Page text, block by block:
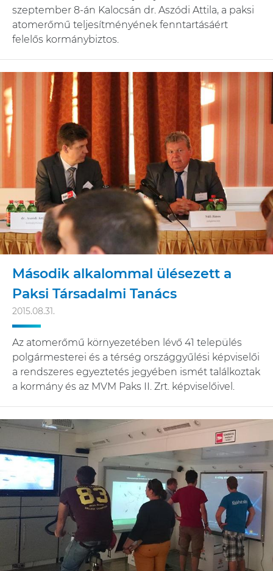
szeptember 8-án Kalocsán dr. Aszódi Attila, a paksi
atomerőmű teljesítményének fenntartásáért
felelős kormánybiztos.
Második alkalommal ülésezett a
Paksi Társadalmi Tanács
2015.08.31.
Az atomerőmű környezetében lévő 41 település
polgármesterei és a térség országgyűlési képviselői
a rendszeres egyeztetés jegyében ismét találkoztak
a kormány és az MVM Paks II. Zrt. képviselőivel.